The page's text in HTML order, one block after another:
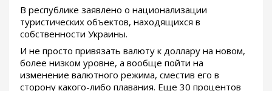
В республике заявлено о национализации
туристических объектов, находящихся в
собственности Украины.
И не просто привязать валюту к доллару на новом,
более низком уровне, а вообще пойти на
изменение валютного режима, сместив его в
сторону какого-либо плавания. Еще 30 процентов